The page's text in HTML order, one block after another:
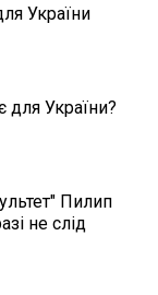
України
України?
Пилип
не слід